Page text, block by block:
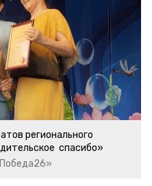
регионального
спасибо»